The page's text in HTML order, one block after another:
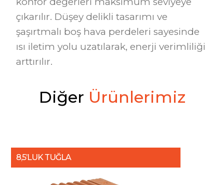
çıkarılır. Düşey delikli tasarımı ve
şaşırtmalı boş hava perdeleri sayesinde
ısı iletim yolu uzatılarak, enerji verimliliği
arttırılır.
Diğer Ürünlerimiz
8,5’LUK TUĞLA